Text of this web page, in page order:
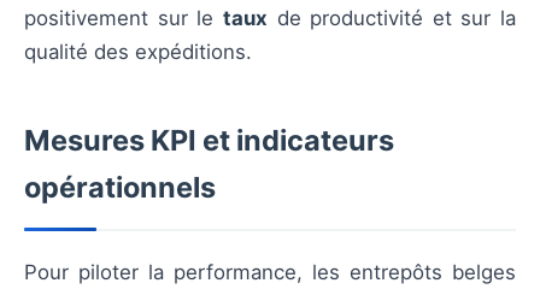
positivement sur le taux de productivité et sur la
qualité des expéditions.
Mesures KPI et indicateurs
opérationnels
Pour piloter la performance, les entrepôts belges